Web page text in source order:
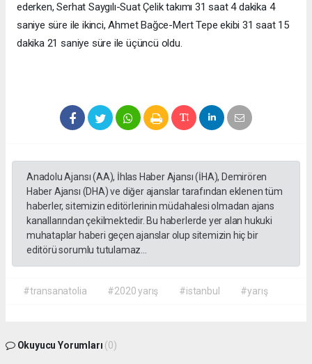
ederken, Serhat Saygılı-Suat Çelik takımı 31 saat 4 dakika 4
saniye süre ile ikinci, Ahmet Bağce-Mert Tepe ekibi 31 saat 15
dakika 21 saniye süre ile üçüncü oldu.
Anadolu Ajansı (AA), İhlas Haber Ajansı (İHA), Demirören
Haber Ajansı (DHA) ve diğer ajanslar tarafından eklenen tüm
haberler, sitemizin editörlerinin müdahalesi olmadan ajans
kanallarından çekilmektedir. Bu haberlerde yer alan hukuki
muhataplar haberi geçen ajanslar olup sitemizin hiç bir
editörü sorumlu tutulamaz...
#transanatolia #2020 yarış #istanbul #yarış
Okuyucu Yorumları (0)